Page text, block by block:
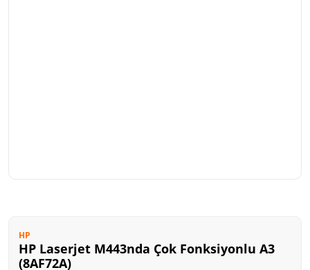
HP
HP Laserjet M443nda Çok Fonksiyonlu A3
(8AF72A)